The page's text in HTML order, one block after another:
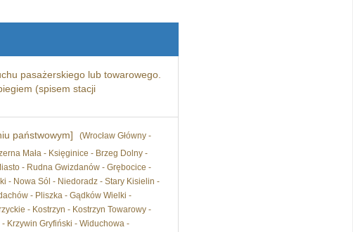
pasażerskiego lub towarowego.
(spisem stacji
państwowym]
(Wrocław Główny -
Mała - Księginice - Brzeg Dolny -
- Rudna Gwizdanów - Grębocice -
- Nowa Sól - Niedoradz - Stary Kisielin -
- Pliszka - Gądków Wielki -
- Kostrzyn - Kostrzyn Towarowy -
Krzywin Gryfiński - Widuchowa -